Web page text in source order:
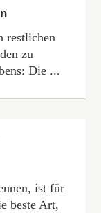
restlichen
zu
Die ...
ist für
beste Art,